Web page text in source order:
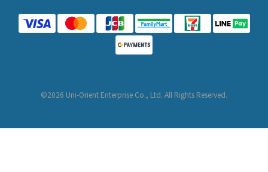
©2026 Uni-Orient Enterprise Co., Ltd. All Rights Reserved.